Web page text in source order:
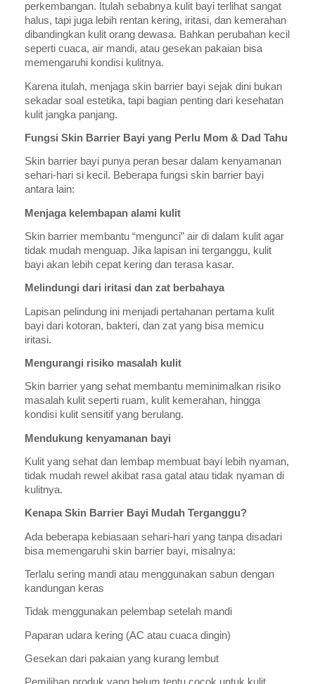
perkembangan. Itulah sebabnya kulit bayi terlihat sangat
halus, tapi juga lebih rentan kering, iritasi, dan kemerahan
dibandingkan kulit orang dewasa. Bahkan perubahan kecil
seperti cuaca, air mandi, atau gesekan pakaian bisa
memengaruhi kondisi kulitnya.
Karena itulah, menjaga skin barrier bayi sejak dini bukan
sekadar soal estetika, tapi bagian penting dari kesehatan
kulit jangka panjang.
Fungsi Skin Barrier Bayi yang Perlu Mom & Dad Tahu
Skin barrier bayi punya peran besar dalam kenyamanan
sehari-hari si kecil. Beberapa fungsi skin barrier bayi
antara lain:
Menjaga kelembapan alami kulit
Skin barrier membantu “mengunci” air di dalam kulit agar
tidak mudah menguap. Jika lapisan ini terganggu, kulit
bayi akan lebih cepat kering dan terasa kasar.
Melindungi dari iritasi dan zat berbahaya
Lapisan pelindung ini menjadi pertahanan pertama kulit
bayi dari kotoran, bakteri, dan zat yang bisa memicu
iritasi.
Mengurangi risiko masalah kulit
Skin barrier yang sehat membantu meminimalkan risiko
masalah kulit seperti ruam, kulit kemerahan, hingga
kondisi kulit sensitif yang berulang.
Mendukung kenyamanan bayi
Kulit yang sehat dan lembap membuat bayi lebih nyaman,
tidak mudah rewel akibat rasa gatal atau tidak nyaman di
kulitnya.
Kenapa Skin Barrier Bayi Mudah Terganggu?
Ada beberapa kebiasaan sehari-hari yang tanpa disadari
bisa memengaruhi skin barrier bayi, misalnya:
Terlalu sering mandi atau menggunakan sabun dengan
kandungan keras
Tidak menggunakan pelembap setelah mandi
Paparan udara kering (AC atau cuaca dingin)
Gesekan dari pakaian yang kurang lembut